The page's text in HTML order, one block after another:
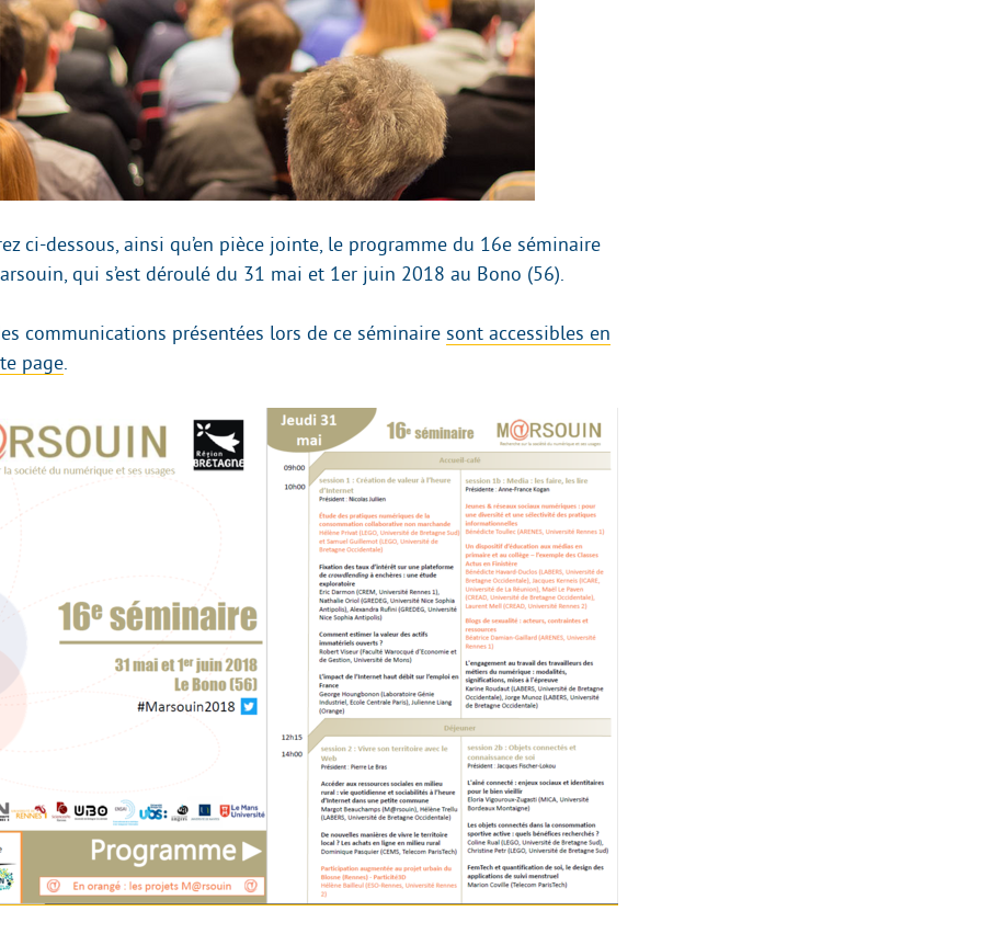
ci-dessous, ainsi qu’en pièce jointe, le programme du 16e séminaire
qui s’est déroulé du 31 mai et 1er juin 2018 au Bono (56).
communications présentées lors de ce séminaire sont accessibles en
page.